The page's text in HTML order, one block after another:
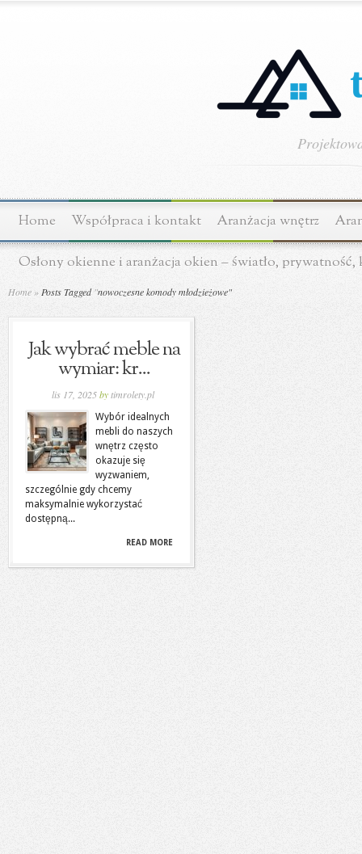
Home Współpraca i kontakt Aranżacja wnętrz
Osłony okienne i aranżacja okien – światło,
Home » Posts Tagged "nowoczesne komody młodzieżowe"
Jak wybrać meble na
wymiar: kr...
lis 17, 2025by timrolety.pl
Wybór idealnych
mebli do naszych
wnętrz często
okazuje się
wyzwaniem,
szczególnie gdy chcemy
maksymalnie wykorzystać
dostępną...
READ MORE